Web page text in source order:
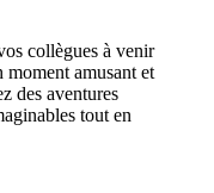
collègues à venir
amusant et
des aventures
tout en